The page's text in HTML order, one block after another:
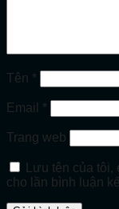
Tên *
Email *
Trang web
Lưu tên của
cho lần bình luận